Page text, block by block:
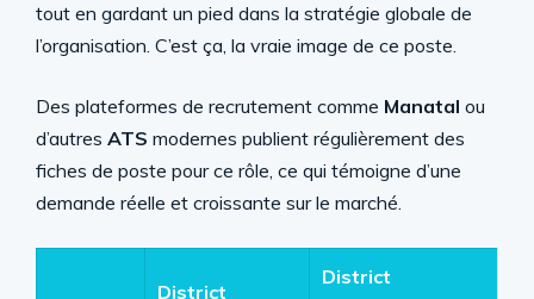
tout en gardant un pied dans la stratégie globale de
l’organisation. C’est ça, la vraie image de ce poste.
Des plateformes de recrutement comme Manatal ou
d’autres ATS modernes publient régulièrement des
fiches de poste pour ce rôle, ce qui témoigne d’une
demande réelle et croissante sur le marché.
District
District